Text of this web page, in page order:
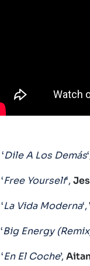
‘Dile A Los Demás
‘Free Yourself‘,
‘La Vida Moderna‘,
‘Big Energy
‘En El Coche’,